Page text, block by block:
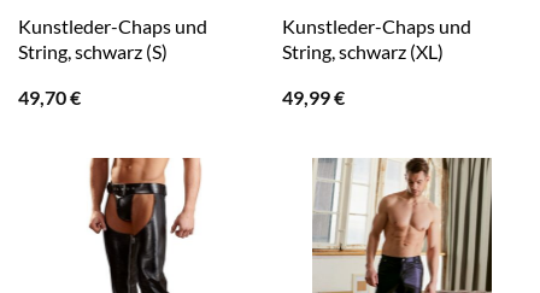
Kunstleder-Chaps und
String, schwarz (S)
49,70€
Kunstleder-Chaps und
String, schwarz (XL)
49,99€